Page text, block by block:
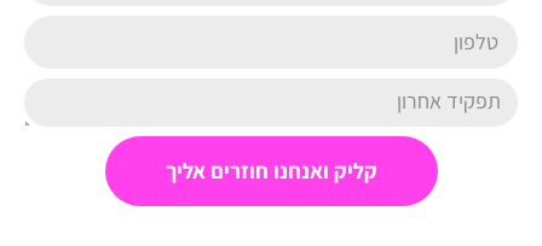
קליק ואנחנו חוזרים אליך